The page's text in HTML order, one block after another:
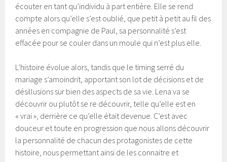
écouter en tant qu’individu à part entière. Elle se rend
compte alors qu’elle s’est oublié, que petit à petit au fil des
années en compagnie de Paul, sa personnalité s’est
effacée pour se couler dans un moule qui n’est plus elle.
L’histoire évolue alors, tandis que le timing serré du
mariage s’amoindrit, apportant son lot de décisions et de
désillusions sur bien des aspects de sa vie. Lena va se
découvrir ou plutôt se re découvrir, telle qu’elle est en
« vrai », derrière ce qu’elle était devenue. C’est avec
douceur et toute en progression que nous allons découvrir
la personnalité de chacun des protagonistes de cette
histoire, nous permettant ainsi de les connaitre et